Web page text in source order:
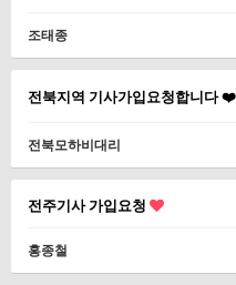
조태종
전북지역 기사가입요청합니다 ❤️
전북모하비대리
전주기사 가입요청
홍종철